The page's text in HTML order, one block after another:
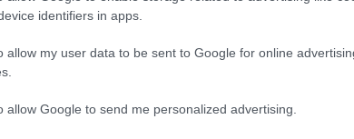
identifiers in apps.
allow my user data to be sent to Google for online
allow Google to send me personalized advertising.